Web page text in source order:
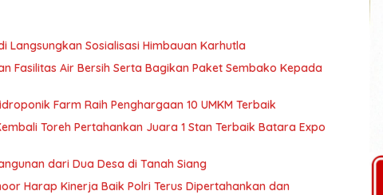
Langsungkan Sosialisasi Himbauan Karhutla
Fasilitas Air Bersih Serta Bagikan Paket Sembako Kepada
Farm Raih Penghargaan 10 UMKM Terbaik
Toreh Pertahankan Juara 1 Stan Terbaik Batara Expo
dari Dua Desa di Tanah Siang
Harap Kinerja Baik Polri Terus Dipertahankan dan